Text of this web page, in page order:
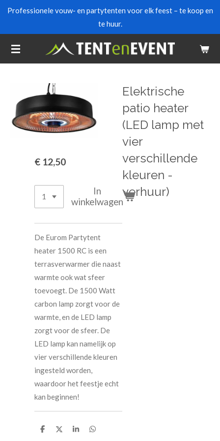
Ga
de
hoofdinhoud
Professionele vouw- en partytenten voor elk feest – te koop en
te huur.
Elektrische
patio heater
(LED lamp met
vier
verschillende
kleuren -
verhuur)
€ 12,50
In
winkelwagen
De Eurom Partytent
heater 1500 RC is een
terrasverwarmer die naast
warmte ook wat sfeer
toevoegt. De 1500 Watt
carbon lamp zorgt voor de
warmte, en de LED lamp
zorgt voor de sfeer. De
LED lamp kan namelijk op
vier verschillende kleuren
ingesteld worden,
waardoor het feestje echt
kan beginnen!
D
D
S
D